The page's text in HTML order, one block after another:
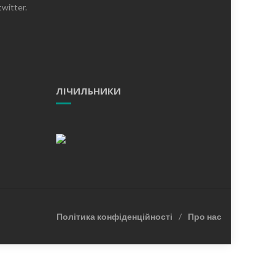
ЛІЧИЛЬНИКИ
Політика конфіденційності Про нас